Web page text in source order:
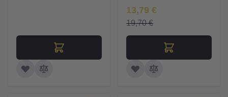
Īpaša Cena
13,79 €
19,70 €